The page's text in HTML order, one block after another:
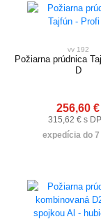
vv 192
Požiarna prúdnica
D
256,60 €
315,62 € s
expedícia do 7